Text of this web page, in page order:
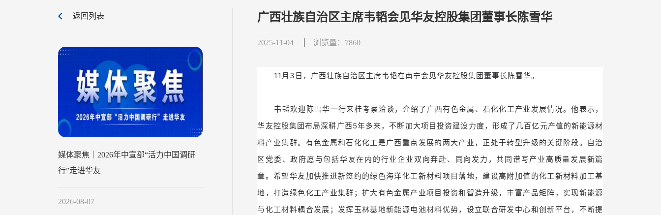
返回列表
媒体聚焦｜2026年中宣部“活力中国调研
行”走进华友
2026-08-07
广西壮族自治区主席韦韬会见华友控股集团董事长陈雪华
2025-11-04 浏览量：7860
11月3日，广西壮族自治区主席韦韬在南宁会见华友控股集团董事长陈雪华。
韦韬欢迎陈雪华一行来桂考察洽谈，介绍了广西有色金属、石化化工产业发展情况。他表示，
华友控股集团布局深耕广西5年多来，不断加大项目投资建设力度，形成了几百亿元产值的新能源材
料产业集群。有色金属和石化化工是广西重点发展的两大产业，正处于转型升级的关键阶段。自治
区党委、政府愿与包括华友在内的行业企业双向奔赴、同向发力，共同谱写产业高质量发展新篇
章。希望华友加快推进新签约的绿色海洋化工新材料项目落地，建设高附加值的化工新材料加工基
地，打造绿色化工产业集群；扩大有色金属产业项目投资和智造升级，丰富产品矩阵，实现新能源
与化工材料耦合发展；发挥玉林基地新能源电池材料优势，设立联合研发中心和创新平台，不断提